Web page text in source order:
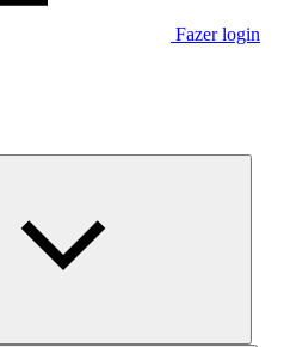
Fazer login